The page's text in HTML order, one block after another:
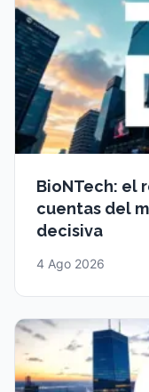
BioNTech: el
cuentas del
decisiva
4 Ago 2026